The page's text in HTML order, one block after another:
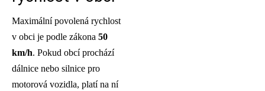
Maximální povolená rychlost
v obci je podle zákona 50
km/h. Pokud obcí prochází
dálnice nebo silnice pro
motorová vozidla, platí na ní